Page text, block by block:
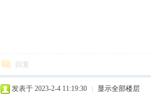
回复
发表于 2023-2-4 11:19:30 显示全部楼层